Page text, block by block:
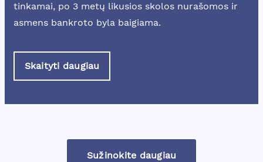
tinkamai, po 3 metų likusios skolos nurašomos ir
asmens bankroto byla baigiama.
Skaityti daugiau
Sužinokite daugiau